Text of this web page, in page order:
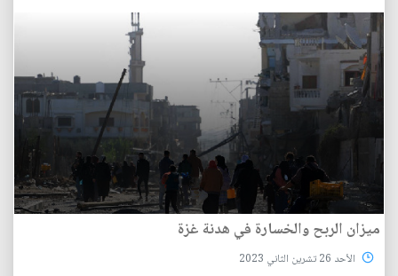
ميزان الربح والخسارة في هدنة غزة
الأحد 26 تشرين الثاني 2023